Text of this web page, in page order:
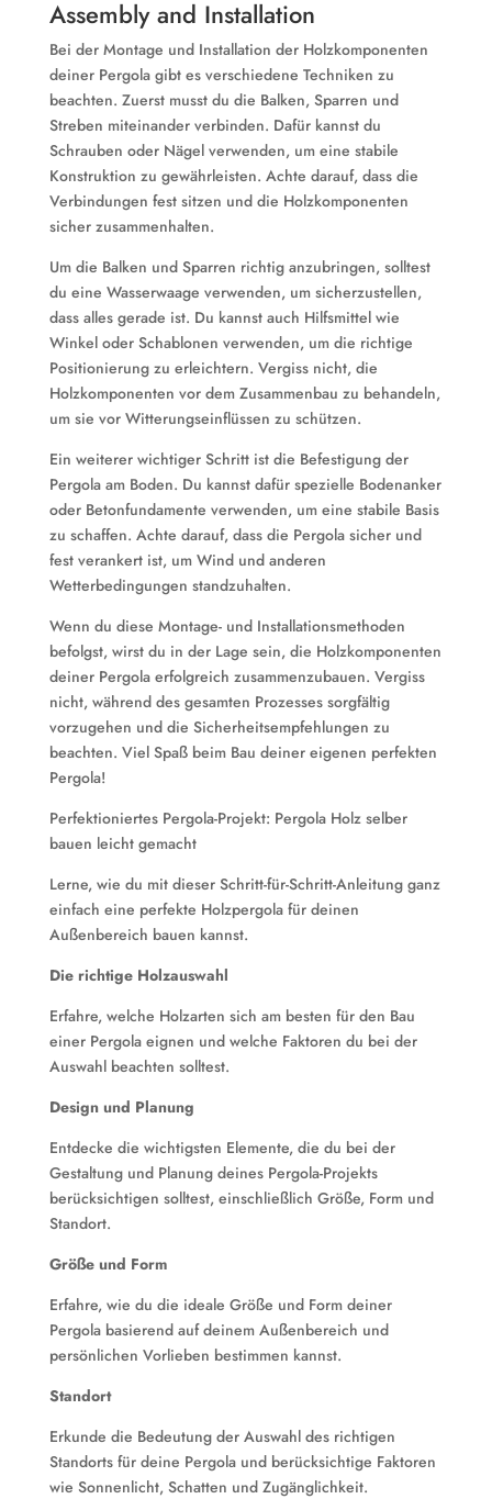
Assembly and Installation
Bei der Montage und Installation der Holzkomponenten
deiner Pergola gibt es verschiedene Techniken zu
beachten. Zuerst musst du die Balken, Sparren und
Streben miteinander verbinden. Dafür kannst du
Schrauben oder Nägel verwenden, um eine stabile
Konstruktion zu gewährleisten. Achte darauf, dass die
Verbindungen fest sitzen und die Holzkomponenten
sicher zusammenhalten.
Um die Balken und Sparren richtig anzubringen, solltest
du eine Wasserwaage verwenden, um sicherzustellen,
dass alles gerade ist. Du kannst auch Hilfsmittel wie
Winkel oder Schablonen verwenden, um die richtige
Positionierung zu erleichtern. Vergiss nicht, die
Holzkomponenten vor dem Zusammenbau zu behandeln,
um sie vor Witterungseinflüssen zu schützen.
Ein weiterer wichtiger Schritt ist die Befestigung der
Pergola am Boden. Du kannst dafür spezielle Bodenanker
oder Betonfundamente verwenden, um eine stabile Basis
zu schaffen. Achte darauf, dass die Pergola sicher und
fest verankert ist, um Wind und anderen
Wetterbedingungen standzuhalten.
Wenn du diese Montage- und Installationsmethoden
befolgst, wirst du in der Lage sein, die Holzkomponenten
deiner Pergola erfolgreich zusammenzubauen. Vergiss
nicht, während des gesamten Prozesses sorgfältig
vorzugehen und die Sicherheitsempfehlungen zu
beachten. Viel Spaß beim Bau deiner eigenen perfekten
Pergola!
Perfektioniertes Pergola-Projekt: Pergola Holz selber
bauen leicht gemacht
Lerne, wie du mit dieser Schritt-für-Schritt-Anleitung ganz
einfach eine perfekte Holzpergola für deinen
Außenbereich bauen kannst.
Die richtige Holzauswahl
Erfahre, welche Holzarten sich am besten für den Bau
einer Pergola eignen und welche Faktoren du bei der
Auswahl beachten solltest.
Design und Planung
Entdecke die wichtigsten Elemente, die du bei der
Gestaltung und Planung deines Pergola-Projekts
berücksichtigen solltest, einschließlich Größe, Form und
Standort.
Größe und Form
Erfahre, wie du die ideale Größe und Form deiner
Pergola basierend auf deinem Außenbereich und
persönlichen Vorlieben bestimmen kannst.
Standort
Erkunde die Bedeutung der Auswahl des richtigen
Standorts für deine Pergola und berücksichtige Faktoren
wie Sonnenlicht, Schatten und Zugänglichkeit.